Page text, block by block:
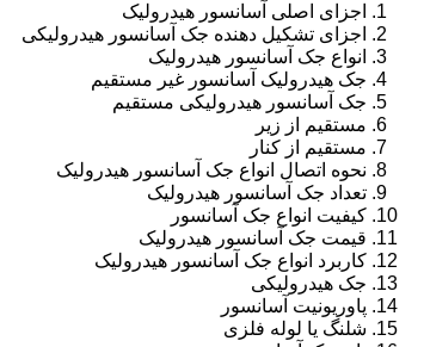
اجزای اصلی آسانسور هیدرولیک
اجزای تشکیل دهنده جک آسانسور هیدرولیکی
انواع جک آسانسور هیدرولیک
جک هیدرولیک آسانسور غیر مستقیم
جک آسانسور هیدرولیکی مستقیم
مستقیم از زیر
مستقیم از کنار
نحوه اتصال انواع جک آسانسور هیدرولیک
تعداد جک آسانسور هیدرولیک
کیفیت انواع جک آسانسور
قیمت جک آسانسور هیدرولیک
کاربرد انواع جک آسانسور هیدرولیک
جک هیدرولیکی
پاوریونیت آسانسور
شلنگ یا لوله فلزی